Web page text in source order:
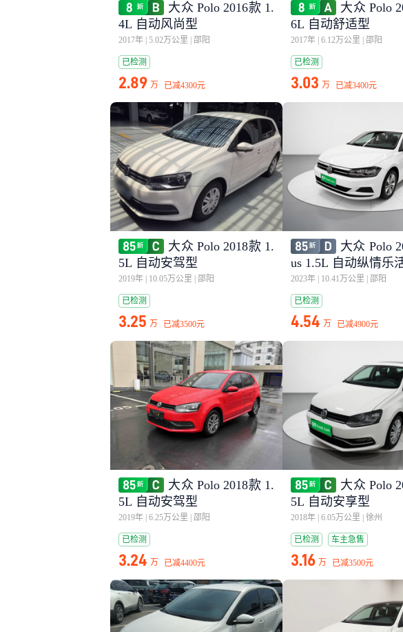
大众 Polo 2016款 1.
4L 自动风尚型
2017年 5.02万公里 邵阳
已检测
2.89 万 已减4300元
大众 Polo
6L 自动舒适型
2017年 6.12万公里 邵阳
已检测
3.03 万 已减3400元
大众 Polo 2018款 1.
5L 自动安驾型
2019年 10.05万公里 邵阳
已检测
3.25 万 已减3500元
大众 Polo
us 1.5L 自动纵情乐
2023年 10.41万公里 邵阳
已检测
4.54 万 已减4900元
大众 Polo 2018款 1.
5L 自动安驾型
2019年 6.25万公里 邵阳
已检测
3.24 万 已减4400元
大众 Polo
5L 自动安享型
2018年 6.05万公里 徐州
已检测 车主急售
3.16 万 已减3500元